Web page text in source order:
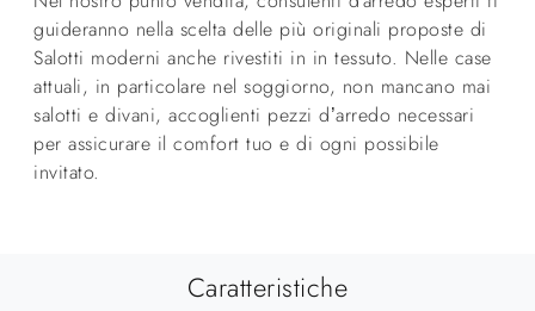
guideranno nella scelta delle più originali proposte di
Salotti moderni anche rivestiti in in tessuto. Nelle case
attuali, in particolare nel soggiorno, non mancano mai
salotti e divani, accoglienti pezzi d’arredo necessari
per assicurare il comfort tuo e di ogni possibile
invitato.
Caratteristiche